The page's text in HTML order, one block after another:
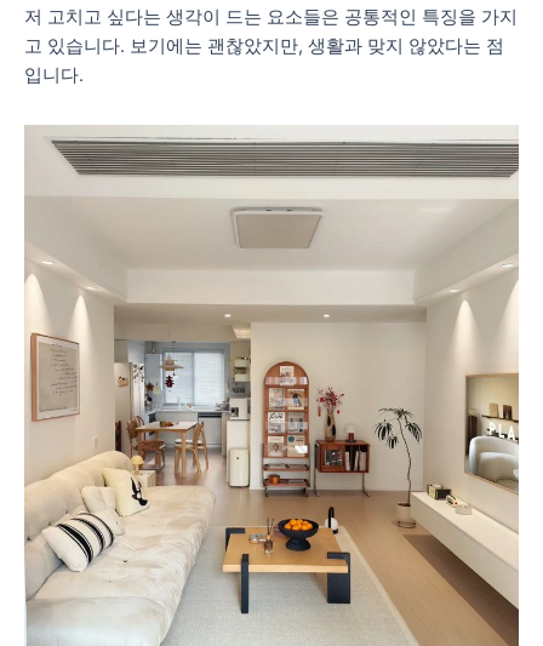
저 고치고 싶다는 생각이 드는 요소들은 공통적인 특징을 가지
고 있습니다. 보기에는 괜찮았지만, 생활과 맞지 않았다는 점
입니다.